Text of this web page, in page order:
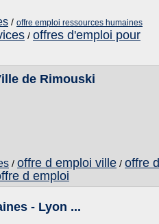
/ offre emploi ressources humaines
/ offres d'emploi pour
de Rimouski
/ offre d emploi ville / offre d
d emploi
- Lyon ...